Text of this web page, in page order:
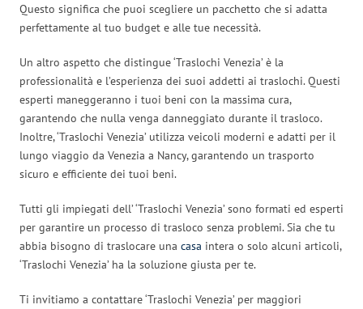
Questo significa che puoi scegliere un pacchetto che si adatta
perfettamente al tuo budget e alle tue necessità.
Un altro aspetto che distingue ‘Traslochi Venezia’ è la
professionalità e l’esperienza dei suoi addetti ai traslochi. Questi
esperti maneggeranno i tuoi beni con la massima cura,
garantendo che nulla venga danneggiato durante il trasloco.
Inoltre, ‘Traslochi Venezia’ utilizza veicoli moderni e adatti per il
lungo viaggio da Venezia a Nancy, garantendo un trasporto
sicuro e efficiente dei tuoi beni.
Tutti gli impiegati dell’ ‘Traslochi Venezia’ sono formati ed esperti
per garantire un processo di trasloco senza problemi. Sia che tu
abbia bisogno di traslocare una casa intera o solo alcuni articoli,
‘Traslochi Venezia’ ha la soluzione giusta per te.
Ti invitiamo a contattare ‘Traslochi Venezia’ per maggiori